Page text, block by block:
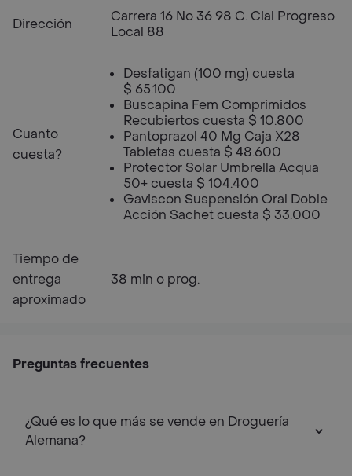
Dirección
Carrera 16 No 36 98 C. Cial Progreso
Local 88
Cuanto
cuesta?
Desfatigan (100 mg) cuesta
$ 65.100
Buscapina Fem Comprimidos
Recubiertos cuesta $ 10.800
Pantoprazol 40 Mg Caja X28
Tabletas cuesta $ 48.600
Protector Solar Umbrella Acqua
50+ cuesta $ 104.400
Gaviscon Suspensión Oral Doble
Acción Sachet cuesta $ 33.000
Tiempo de
entrega
aproximado
38 min o prog.
Preguntas frecuentes
¿Qué es lo que más se vende en Droguería
Alemana?